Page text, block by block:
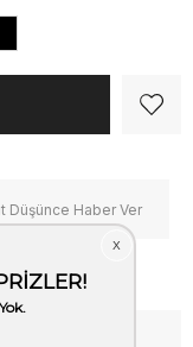
Düşünce Haber Ver